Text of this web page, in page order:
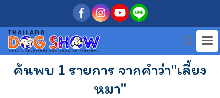
ค้นพบ 1 รายการ จากคำว่า"เลี้ยง
หมา"